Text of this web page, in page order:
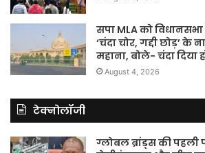
सपा MLA को
‘चंदा चोर, गद्दी छोड़’ के
महाना, बोले- चंदा दिया
August 4, 2026
टेक्नोलॉजी
ग्लोबल ब्रांड्स की पहली